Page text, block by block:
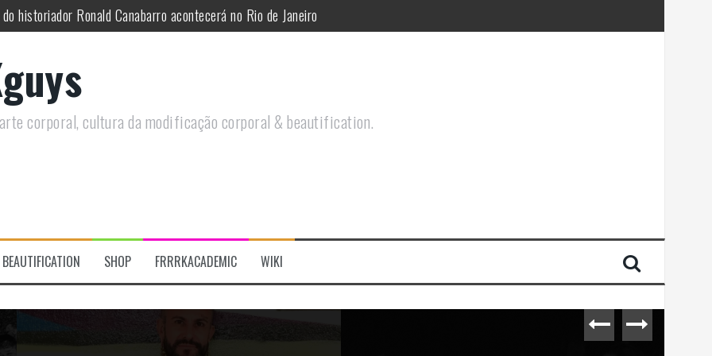
historiador Ronald Canabarro acontecerá no Rio de Janeiro
em Agosto e discutirá questões LGBTQIAPN+ e Modificações Corporais
modificações corporais e anarquia em encontro online
corporais 2.0
a celebração do Orgulho Freak no Chile
corporal, cultura da modificação corporal & beautification.
BEAUTIFICATION SHOP FRRRKACADEMIC WIKI